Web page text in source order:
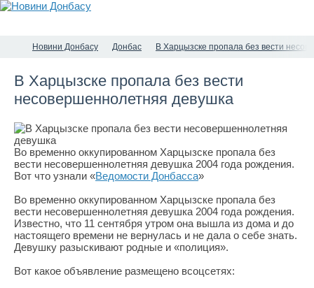
Новини Донбасу Донбас В Харцызске пропала без вести
В Харцызске пропала без вести
несовершеннолетняя девушка
Во временно оккупированном Харцызске пропала без
вести несовершеннолетняя девушка 2004 года рождения.
Вот что узнали «Ведомости Донбасса»
Во временно оккупированном Харцызске пропала без
вести несовершеннолетняя девушка 2004 года рождения.
Известно, что 11 сентября утром она вышла из дома и до
настоящего времени не вернулась и не дала о себе знать.
Девушку разыскивают родные и «полиция».
Вот какое объявление размещено всоцсетях: